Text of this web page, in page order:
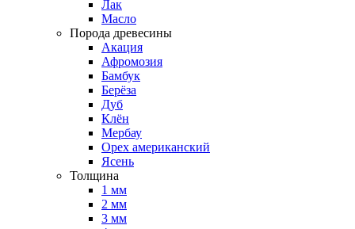
Лак
Масло
Порода древесины
Акация
Афромозия
Бамбук
Берёза
Дуб
Клён
Мербау
Орех американский
Ясень
Толщина
1 мм
2 мм
3 мм